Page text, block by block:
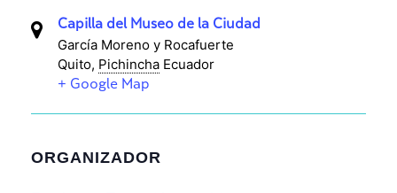
Capilla del Museo de la Ciudad
García Moreno y Rocafuerte
Quito, Pichincha Ecuador
+ Google Map
ORGANIZADOR